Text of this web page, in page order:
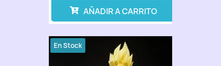
AÑADIR A CARRITO
En Stock